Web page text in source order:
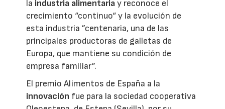
la industria alimentariay reconoce el
crecimiento “continuo“ y la evolución de
esta industria ”centenaria, una de las
principales productoras de galletas de
Europa, que mantiene su condición de
empresa familiar”.
El premio Alimentos de España a la
innovación fue para la sociedad cooperativa